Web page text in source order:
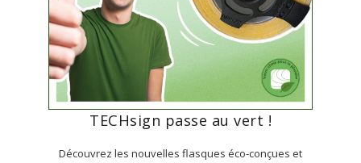
TECHsign passe au vert !
Découvrez les nouvelles flasques éco-conçues et